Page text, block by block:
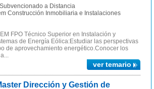
a Distancia
Construcción Inmobiliaria e Instalaciones
FPO Técnico Superior en Instalación y
de Energía Eólica:Estudiar las perspectivas
de aprovechamiento energético.Conocer los
ver temario
Dirección y Gestión de